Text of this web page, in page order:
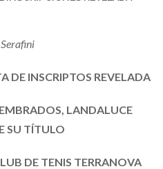
DE INSCRIPTOS REVELADA
LANDALUCE
SU TÍTULO
DE TENIS TERRANOVA